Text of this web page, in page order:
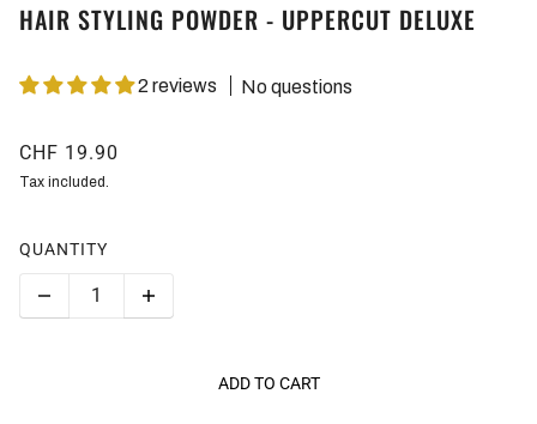
HAIR STYLING POWDER - UPPERCUT DELUXE
2 reviews No questions
CHF 19.90
Tax included.
QUANTITY
ADD TO CART